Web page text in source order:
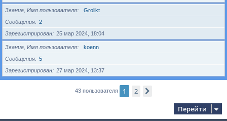
Звание, Имя пользователя
Grolikt
Сообщения
2
Зарегистрирован
25 мар 2024, 18:04
Звание, Имя пользователя
koenn
Сообщения
5
Зарегистрирован
27 мар 2024, 13:37
43 пользователя 1 2
Перейти